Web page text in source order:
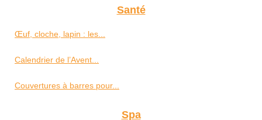
Santé
Œuf, cloche, lapin : les...
Calendrier de l’Avent...
Couvertures à barres pour...
Spa